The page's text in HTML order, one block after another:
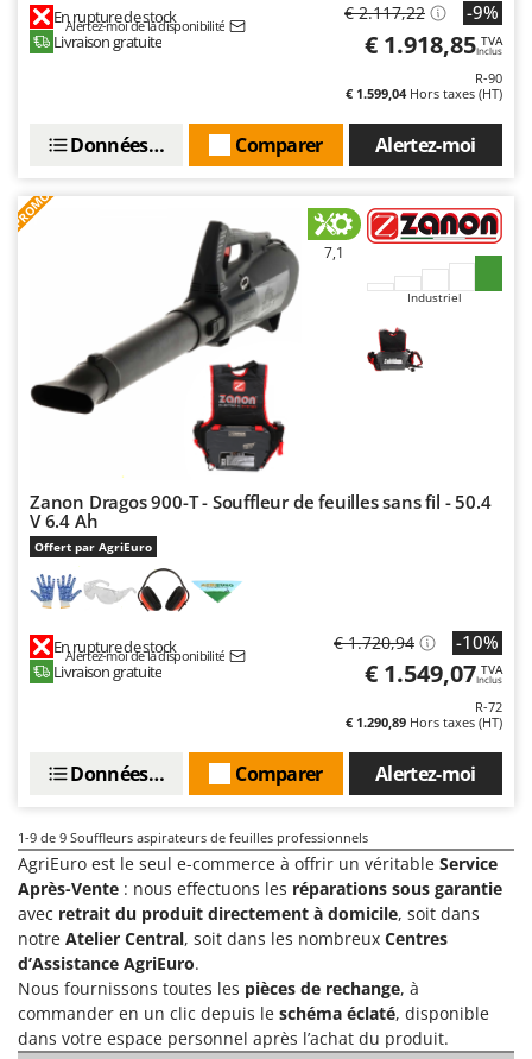
Master
Mastercook
MCH
More than chef
MOSA
MOVA
N
New O.M.R.A.
Nilfisk
Novatec
Novital
NuovaFac
Officine Savioli
Oliviero
Olix
OMA
Omas
Ompagrill
Ooni
En rupture de stock
Alertez-moi de la disponibilité
Livraison gratuite
€ 2.117,22 -9%
€ 1.918,85 TVA
Inclus
R-90
€ 1.599,04Hors taxes (HT)
Alertez-moi
Comparer
Données techniques
PROMO
7,1
Industriel
Zanon Dragos 900-T - Souffleur de feuilles sans fil - 50.4
V 6.4 Ah
Offert par AgriEuro
En rupture de stock
Alertez-moi de la disponibilité
Livraison gratuite
€ 1.720,94 -10%
€ 1.549,07 TVA
Inclus
R-72
€ 1.290,89 Hors taxes (HT)
Alertez-moi
Comparer
Données techniques
1-9 de 9 Souffleurs aspirateurs de feuilles professionnels
AgriEuro est le seul e-commerce à offrir un véritable Service
Après-Vente : nous effectuons les réparations sous garantie
avec retrait du produit directement à domicile, soit dans
notre Atelier Central, soit dans les nombreux Centres
d’Assistance AgriEuro.
Nous fournissons toutes les pièces de rechange, à
commander en un clic depuis le schéma éclaté, disponible
dans votre espace personnel après l’achat du produit.